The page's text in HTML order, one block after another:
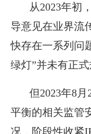
从2023年初
导意见在业界流
快存在一系列问
绿灯”并未有正式
但2023年8
平衡的相关监管
况，阶段性收紧